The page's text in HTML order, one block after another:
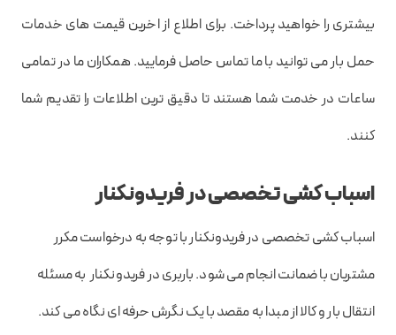
بیشتری را خواهید پرداخت. برای اطلاع از اخرین قیمت های خدمات
حمل بار می توانید با ما تماس حاصل فرمایید. همکاران ما در تمامی
ساعات در خدمت شما هستند تا دقیق ترین اطلاعات را تقدیم شما
کنند.
اسباب کشی تخصصی در فریدونکنار
اسباب کشی تخصصی در فریدونکنار با توجه به درخواست مکرر
مشتریان با ضمانت انجام می شود. باربری در فریدونکنار به مسئله
انتقال بار و کالا از مبدا به مقصد با یک نگرش حرفه ای نگاه می کند.